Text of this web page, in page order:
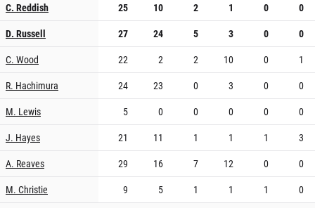
C. Reddish
25 10 2 1 0
0
D. Russell
27 24 5 3 0
0
C. Wood
22 2 2 10 0
1
R. Hachimura
24 23 0 3 0
0
M. Lewis
5 0 0 0 0
0
J. Hayes
21 11 1 1 1
3
A. Reaves
29 16 7 12 0
0
M. Christie
9 5 1 1 1
0